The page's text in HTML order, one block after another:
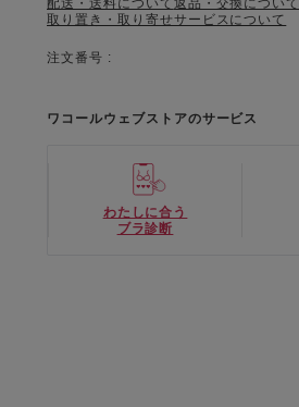
配送・送料について返品・交換について
取り置き・取り寄せサービスについて
注文番号 :
ワコールウェブストアのサービス
わたしに合う
ブラ診断